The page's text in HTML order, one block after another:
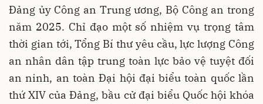
Đảng ủy Công an Trung ương, Bộ Công an trong
năm 2025. Chỉ đạo một số nhiệm vụ trọng tâm
thời gian tới, Tổng Bí thư yêu cầu, lực lượng Công
an nhân dân tập trung toàn lực bảo vệ tuyệt đối
an ninh, an toàn Đại hội đại biểu toàn quốc lần
thứ XIV của Đảng, bầu cử đại biểu Quốc hội khóa